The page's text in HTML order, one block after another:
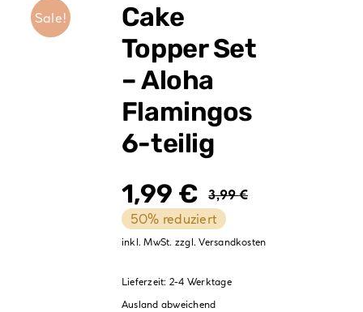
Partydekoration
Sale!
Cake
Topper Set
– Aloha
Flamingos
6-teilig
3,99€
Preis
1,99 €
Aktueller
Preis
50% reduziert
inkl. MwSt. zzgl.Versandkosten
Lieferzeit: 2-4 Werktage
Ausland abweichend